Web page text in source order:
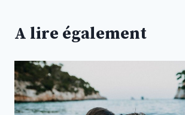
A lire également